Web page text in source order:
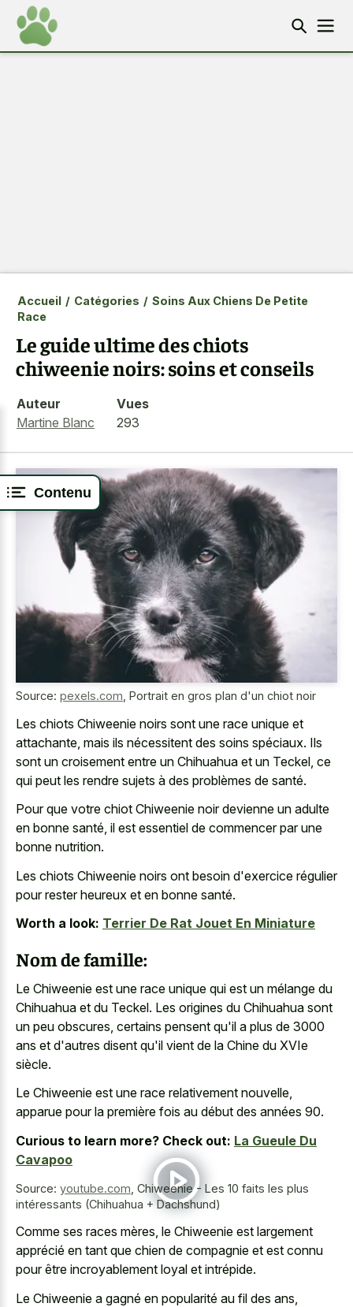
Contenu
Accueil / Catégories / Soins Aux Chiens De Petite
Race
Le guide ultime des chiots
chiweenie noirs: soins et conseils
Auteur
Martine Blanc
Vues
293
Source: pexels.com Portrait en gros plan d'un chiot noir
Les chiots Chiweenie noirs sont une race unique et
attachante, mais ils nécessitent des soins spéciaux. Ils
sont un croisement entre un Chihuahua et un Teckel, ce
qui peut les rendre sujets à des problèmes de santé.
Pour que votre chiot Chiweenie noir devienne un adulte
en bonne santé, il est essentiel de commencer par une
bonne nutrition.
Les chiots Chiweenie noirs ont besoin d'exercice régulier
pour rester heureux et en bonne santé.
Worth a look: Terrier De Rat Jouet En Miniature
Nom de famille:
Le Chiweenie est une race unique qui est un mélange du
Chihuahua et du Teckel. Les origines du Chihuahua sont
un peu obscures, certains pensent qu'il a plus de 3000
ans et d'autres disent qu'il vient de la Chine du XVIe
siècle.
Le Chiweenie est une race relativement nouvelle,
apparue pour la première fois au début des années 90.
Curious to learn more? Check out: La Gueule Du
Cavapoo
Source: youtube.com Chiweenie - Les 10 faits les plus
intéressants (Chihuahua + Dachshund)
Comme ses races mères, le Chiweenie est largement
apprécié en tant que chien de compagnie et est connu
pour être incroyablement loyal et intrépide.
Le Chiweenie a gagné en popularité au fil des ans,